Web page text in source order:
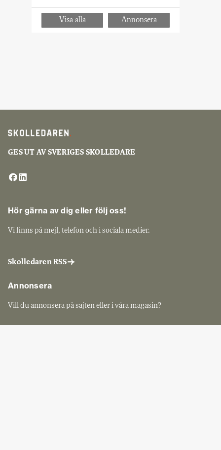
GES UT AV SVERIGES SKOLLEDARE
Hör gärna av dig eller följ oss!
Vi finns på mejl, telefon och i sociala medier.
Skolledaren RSS
Annonsera
Vill du annonsera på sajten eller i våra magasin?